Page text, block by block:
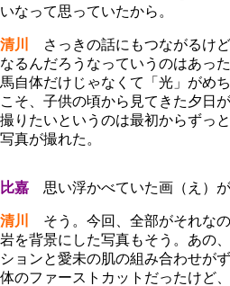
いなって思っていたから。
清川
さっきの話にもつながるけ
なるんだろうなっていうのはあっ
馬自体だけじゃなくて「光」がめ
こそ、子供の頃から見てきた夕日
撮りたいというのは最初からずっ
写真が撮れた。
比嘉 思い浮かべていた画（え）
清川
そう。今回、全部がそれな
岩を背景にした写真もそう。あの
ションと愛未の肌の組み合わせが
体のファーストカットだったけど